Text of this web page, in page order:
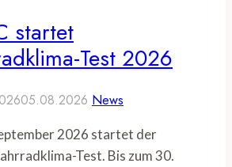
startet
Test 2026
05.08.2026 News
2026 startet der
Test. Bis zum 30.